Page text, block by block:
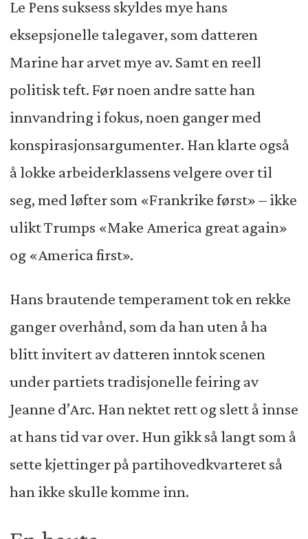
Le Pens suksess skyldes mye hans
eksepsjonelle talegaver, som datteren
Marine har arvet mye av. Samt en reell
politisk teft. Før noen andre satte han
innvandring i fokus, noen ganger med
konspirasjonsargumenter. Han klarte også
å lokke arbeiderklassens velgere over til
seg, med løfter som «Frankrike først» – ikke
ulikt Trumps «Make America great again»
og «America first».
Hans brautende temperament tok en rekke
ganger overhånd, som da han uten å ha
blitt invitert av datteren inntok scenen
under partiets tradisjonelle feiring av
Jeanne d’Arc. Han nektet rett og slett å innse
at hans tid var over. Hun gikk så langt som å
sette kjettinger på partihovedkvarteret så
han ikke skulle komme inn.